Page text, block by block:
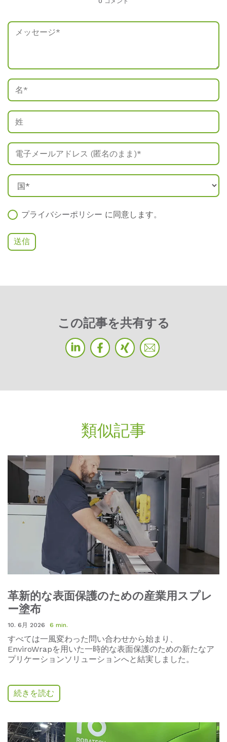
プライバシーポリシー に同意します。
この記事を共有する
類似記事
革新的な表面保護のための産業用スプレ
ー塗布
10. 6月 2026 6 min.
すべては一風変わった問い合わせから始まり、
EnviroWrapを用いた一時的な表面保護のための新たなア
プリケーションソリューションへと結実しました。
続きを読む